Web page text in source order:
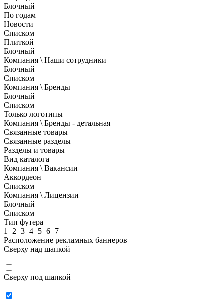
Блочный
По годам
Новости
Списком
Плиткой
Блочный
Компания \ Наши сотрудники
Блочный
Списком
Компания \ Бренды
Блочный
Списком
Только логотипы
Компания \ Бренды - детальная
Связанные товары
Связанные разделы
Разделы и товары
Вид каталога
Компания \ Вакансии
Аккордеон
Списком
Компания \ Лицензии
Блочный
Списком
Тип футера
1
2 3 4 5 6 7
Расположение рекламных баннеров
Сверху над шапкой
Сверху под шапкой